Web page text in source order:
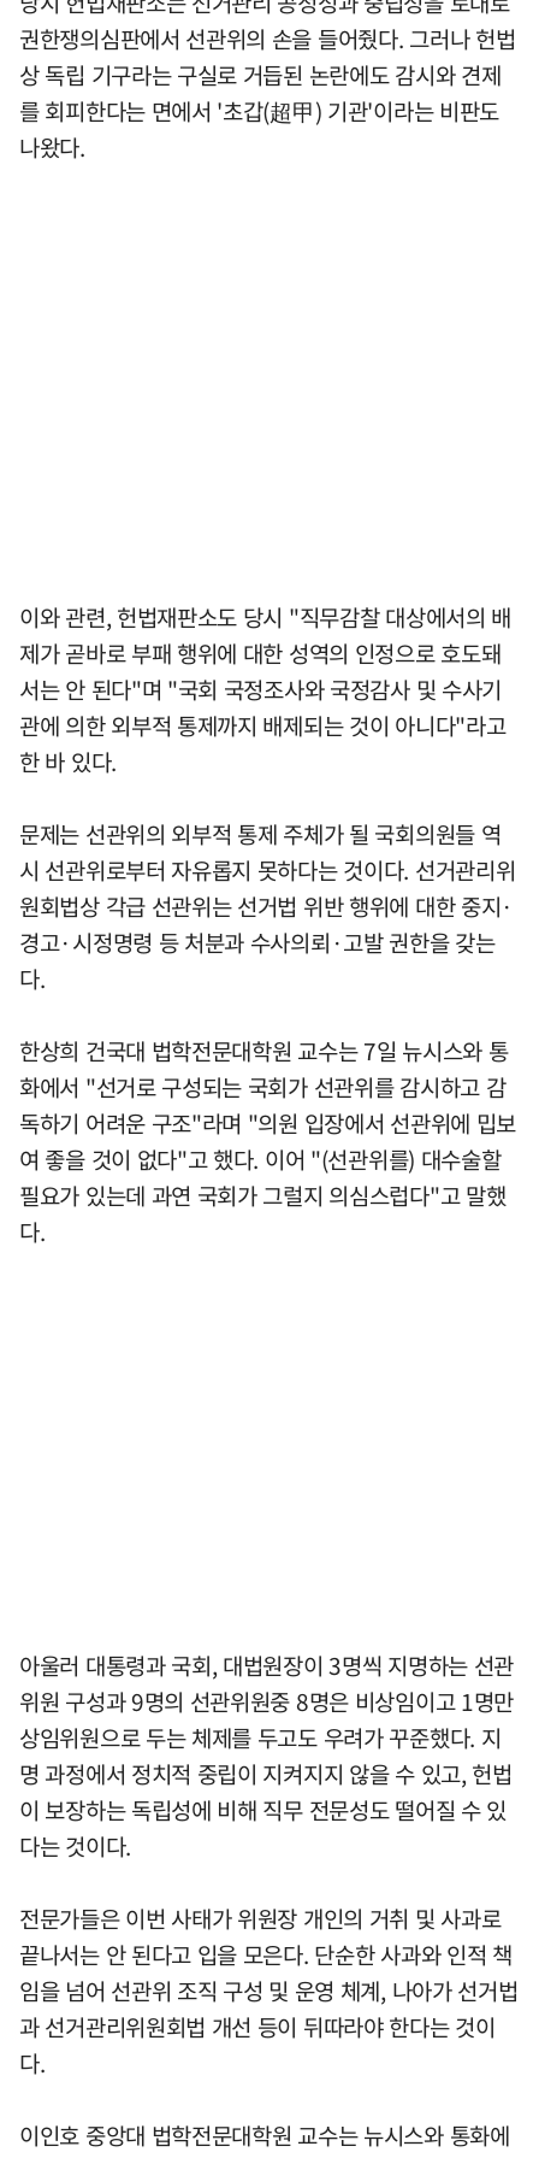
권한쟁의심판에서 선관위의 손을 들어줬다. 그러나 헌법
상 독립 기구라는 구실로 거듭된 논란에도 감시와 견제
를 회피한다는 면에서 '초갑(超甲) 기관'이라는 비판도
나왔다.
이와 관련, 헌법재판소도 당시 "직무감찰 대상에서의 배
제가 곧바로 부패 행위에 대한 성역의 인정으로 호도돼
서는 안 된다"며 "국회 국정조사와 국정감사 및 수사기
관에 의한 외부적 통제까지 배제되는 것이 아니다"라고
한 바 있다.
문제는 선관위의 외부적 통제 주체가 될 국회의원들 역
시 선관위로부터 자유롭지 못하다는 것이다. 선거관리위
원회법상 각급 선관위는 선거법 위반 행위에 대한 중지·
경고·시정명령 등 처분과 수사의뢰·고발 권한을 갖는
다.
한상희 건국대 법학전문대학원 교수는 7일 뉴시스와 통
화에서 "선거로 구성되는 국회가 선관위를 감시하고 감
독하기 어려운 구조"라며 "의원 입장에서 선관위에 밉보
여 좋을 것이 없다"고 했다. 이어 "(선관위를) 대수술할
필요가 있는데 과연 국회가 그럴지 의심스럽다"고 말했
다.
아울러 대통령과 국회, 대법원장이 3명씩 지명하는 선관
위원 구성과 9명의 선관위원중 8명은 비상임이고 1명만
상임위원으로 두는 체제를 두고도 우려가 꾸준했다. 지
명 과정에서 정치적 중립이 지켜지지 않을 수 있고, 헌법
이 보장하는 독립성에 비해 직무 전문성도 떨어질 수 있
다는 것이다.
전문가들은 이번 사태가 위원장 개인의 거취 및 사과로
끝나서는 안 된다고 입을 모은다. 단순한 사과와 인적 책
임을 넘어 선관위 조직 구성 및 운영 체계, 나아가 선거법
과 선거관리위원회법 개선 등이 뒤따라야 한다는 것이
다.
이인호 중앙대 법학전문대학원 교수는 뉴시스와 통화에